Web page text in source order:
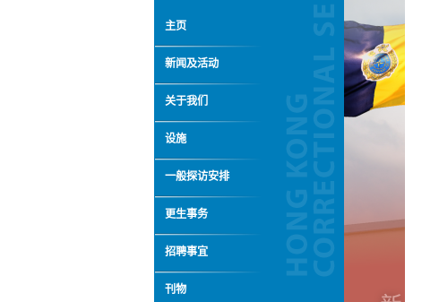
主页
新闻及活动
关于我们
设施
一般探访安排
更生事务
招聘事宜
刊物